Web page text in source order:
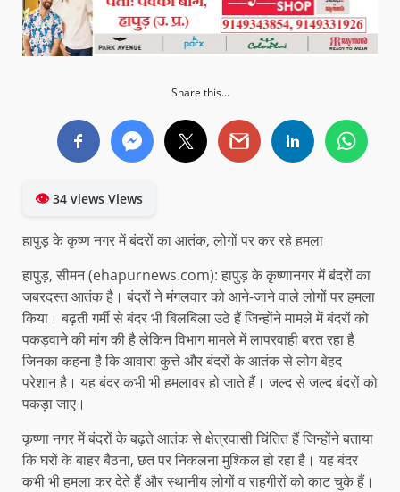
Share this...
👁34 views Views
हापुड़ के कृष्ण नगर में बंदरों का आतंक, लोगों पर कर रहे हमला
हापुड़, सीमन (ehapurnews.com): हापुड़ के कृष्णानगर में बंदरों का
जबरदस्त आतंक है। बंदरों ने मंगलवार को आने-जाने वाले लोगों पर हमला
किया। बढ़ती गर्मी से बंदर भी बिलबिला उठे हैं जिन्होंने मामले में बंदरों को
पकड़वाने की मांग की है लेकिन विभाग मामले में लापरवाही बरत रहा है
जिनका कहना है कि आवारा कुत्ते और बंदरों के आतंक से लोग बेहद
परेशान है। यह बंदर कभी भी हमलावर हो जाते हैं। जल्द से जल्द बंदरों को
पकड़ा जाए।
कृष्णा नगर में बंदरों के बढ़ते आतंक से क्षेत्रवासी चिंतित हैं जिन्होंने बताया
कि घरों के बाहर बैठना, छत पर निकलना मुश्किल हो रहा है। यह बंदर
कभी भी हमला कर देते हैं और स्थानीय लोगों व राहगीरों को काट चुके हैं।